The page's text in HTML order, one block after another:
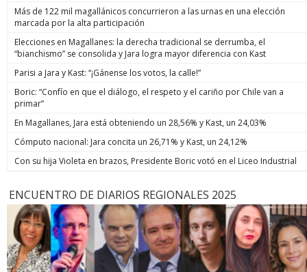
Más de 122 mil magallánicos concurrieron a las urnas en una elección
marcada por la alta participación
Elecciones en Magallanes: la derecha tradicional se derrumba, el
“bianchismo” se consolida y Jara logra mayor diferencia con Kast
Parisi a Jara y Kast: “¡Gánense los votos, la calle!”
Boric: “Confío en que el diálogo, el respeto y el cariño por Chile van a
primar”
En Magallanes, Jara está obteniendo un 28,56% y Kast, un 24,03%
Cómputo nacional: Jara concita un 26,71% y Kast, un 24,12%
Con su hija Violeta en brazos, Presidente Boric votó en el Liceo Industrial
ENCUENTRO DE DIARIOS REGIONALES 2025